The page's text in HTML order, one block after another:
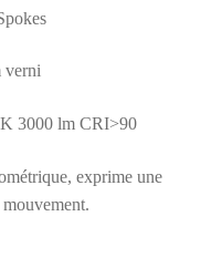
verni
3000 lm CRI>90
exprime une
mouvement.